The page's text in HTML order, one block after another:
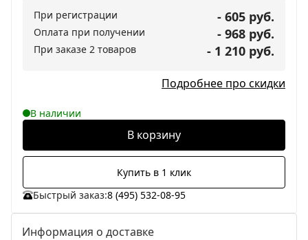
При регистрации - 605 руб.
Оплата при получении - 968 руб.
При заказе 2 товаров - 1 210 руб.
Подробнее про скидки
В наличии
В корзину
Купить в 1 клик
Быстрый заказ:8 (495) 532-08-95
Информация о доставке